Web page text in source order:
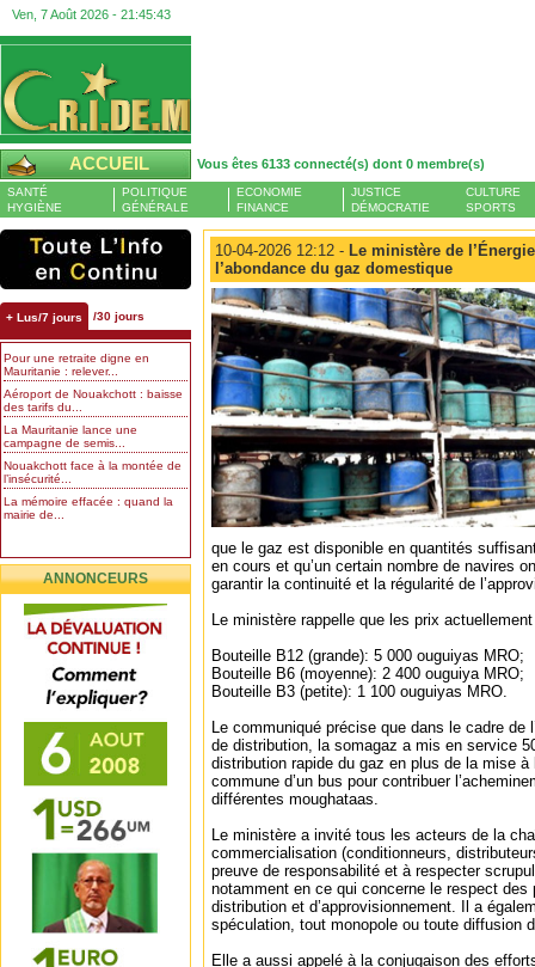
Ven, 7 Août 2026 - 21:45:44
ACCUEIL Vous êtes 6133 connecté(s) dont 0 membre(s)
SANTÉ
HYGIÈNE
POLITIQUE
GÉNÉRALE
ECONOMIE
FINANCE
JUSTICE
DÉMOCRATIE
CULTURE
SPORTS
+ Lus/7 jours /30 jours
Pour une retraite digne en
Mauritanie : relever...
Aéroport de Nouakchott : baisse
des tarifs du...
La Mauritanie lance une
campagne de semis...
Nouakchott face à la montée de
l’insécurité...
La mémoire effacée : quand la
mairie de...
ANNONCEURS
10-04-2026 12:12 - Le ministère de
l’abondance du gaz domestique
que le gaz est disponible en quantités
en cours et qu’un certain nombre de navires
garantir la continuité et la régularité de
Le ministère rappelle que les prix
Bouteille B12 (grande): 5 000 ouguiyas MRO;
Bouteille B6 (moyenne): 2 400 ouguiya MRO;
Bouteille B3 (petite): 1 100 ouguiyas MRO.
Le communiqué précise que dans le cadre de
de distribution, la somagaz a mis en service
distribution rapide du gaz en plus de la mise
commune d’un bus pour contribuer
différentes moughataas.
Le ministère a invité tous les acteurs de la
commercialisation (conditionneurs,
preuve de responsabilité et à respecter
notamment en ce qui concerne le respect
distribution et d’approvisionnement. Il a
spéculation, tout monopole ou toute diffusion
Elle a aussi appelé à la conjugaison des